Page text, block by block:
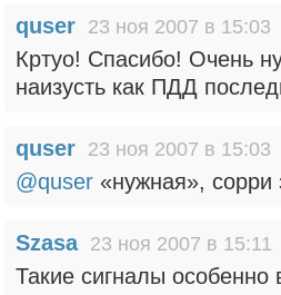
quser 23 ноя 2007 в 15:03
Кртуо! Спасибо! Очень
наизусть как ПДД
quser 23 ноя 2007 в 15:03
@quser «нужная», сорри
Szasa 23 ноя 2007 в 15:11
Такие сигналы особенно